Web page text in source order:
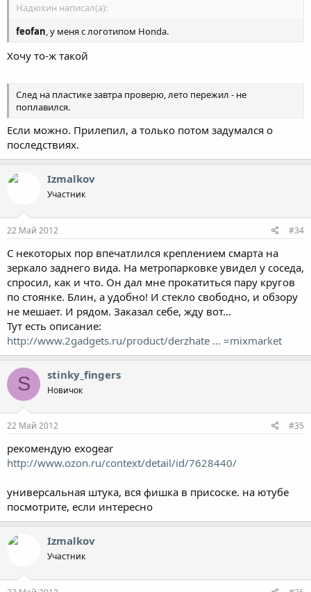
Надюхин написал(а):
feofan , у меня с логотипом Honda.
Хочу то-ж такой
След на пластике завтра проверю, лето пережил - не
поплавился.
Если можно. Прилепил, а только потом задумался о
последствиях.
Izmalkov
Участник
22 Май 2012 #34
С некоторых пор впечатлился креплением смарта на
зеркало заднего вида. На метропарковке увидел у соседа,
спросил, как и что. Он дал мне прокатиться пару кругов
по стоянке. Блин, а удобно! И стекло свободно, и обзору
не мешает. И рядом. Заказал себе, жду вот...
Тут есть описание:
http://www.2gadgets.ru/product/derzhate ... =mixmarket
S stinky_fingers
Новичок
22 Май 2012 #35
рекомендую exogear
http://www.ozon.ru/context/detail/id/7628440/
универсальная штука, вся фишка в присоске. на ютубе
посмотрите, если интересно
Izmalkov
Участник